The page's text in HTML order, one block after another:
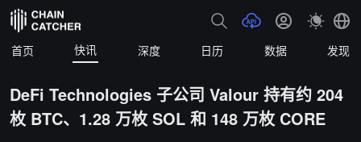
首页 快讯 深度 日历 数据 发现
DeFi Technologies 子公司 Valour 持有约 204
枚 BTC、1.28 万枚 SOL 和 148 万枚 CORE